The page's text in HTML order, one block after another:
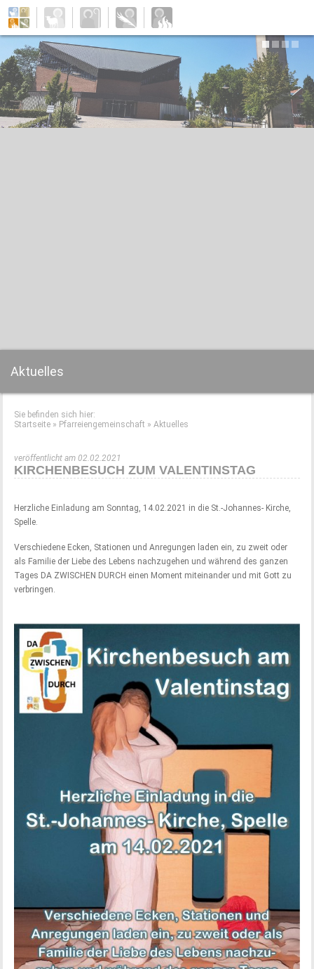
Aktuelles
Sie befinden sich hier:
Startseite » Pfarreiengemeinschaft »Aktuelles
veröffentlicht am 02.02.2021
KIRCHENBESUCH ZUM VALENTINSTAG
Herzliche Einladung am Sonntag, 14.02.2021 in die St.-Johannes- Kirche,
Spelle.
Verschiedene Ecken, Stationen und Anregungen laden ein, zu zweit oder
als Familie der Liebe des Lebens nachzugehen und während des ganzen
Tages DA ZWISCHEN DURCH einen Moment miteinander und mit Gott zu
verbringen.